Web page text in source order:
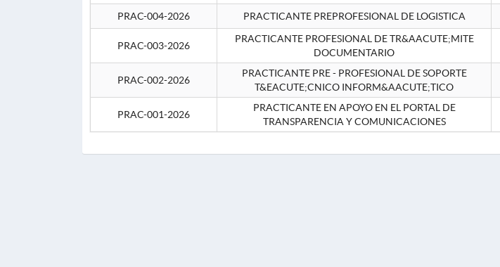
PRAC-004-2026 PRACTICANTE PREPROFESIONAL DE LOGISTICA
PRAC-003-2026
PRACTICANTE PROFESIONAL DE TR&AACUTE;MITE
DOCUMENTARIO
PRAC-002-2026
PRACTICANTE PRE - PROFESIONAL DE SOPORTE
T&EACUTE;CNICO INFORM&AACUTE;TICO
PRAC-001-2026
PRACTICANTE EN APOYO EN EL PORTAL DE
TRANSPARENCIA Y COMUNICACIONES